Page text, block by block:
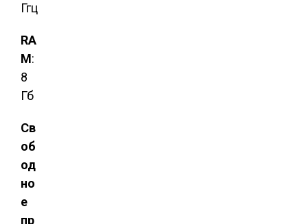
Ггц
RA
M:
8
Гб
Св
об
од
но
е
пр